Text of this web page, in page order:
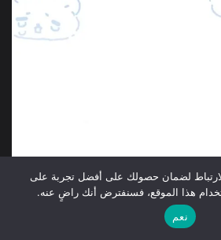
لضمان حصولك على أفضل تجربة على
هذا الموقع، فسنفترض أنك راضٍ عنه.
نعم